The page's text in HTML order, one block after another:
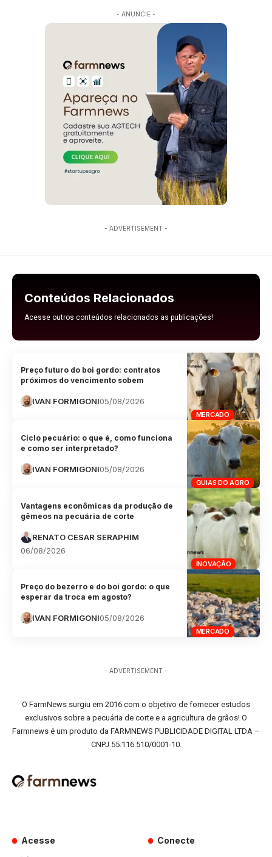
- ANUNCIE -
- ADVERTISEMENT -
Conteúdos Relacionados
Acesse outros conteúdos relacionados as publicações!
MERCADO
Preço futuro do boi gordo: contratos
próximos do vencimento sobem
IVAN FORMIGONI05/08/2026
GUIAS DO AGRO
Ciclo pecuário: o que é, como funciona
e como ser interpretado?
IVAN FORMIGONI05/08/2026
INOVAÇÃO
Vantagens econômicas da produção de
gêmeos na pecuária de corte
RENATO CESAR SERAPHIM
06/08/2026
MERCADO
Preço do bezerro e do boi gordo: o que
esperar da troca em agosto?
IVAN FORMIGONI05/08/2026
- ADVERTISEMENT -
O FarmNews surgiu em 2016 com o objetivo de fornecer estudos
exclusivos sobre a pecuária de corte e a agricultura de grãos! O
Farmnews é um produto da FARMNEWS PUBLICIDADE DIGITAL LTDA –
CNPJ 55.116.510/0001-10.
Acesse Conecte